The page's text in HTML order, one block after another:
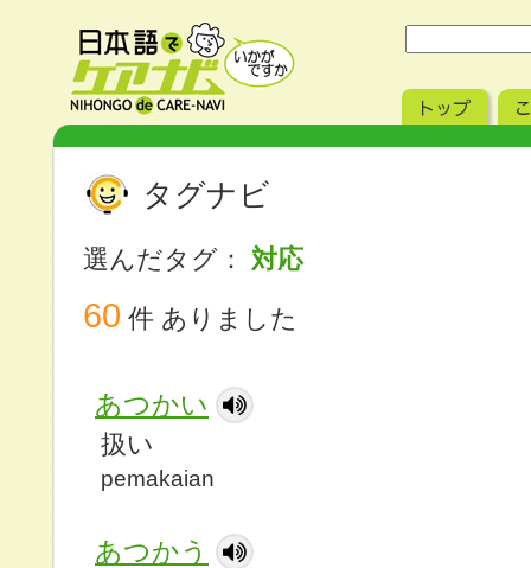
タグナビ
選んだタグ： 対応
60 件 ありました
あつかい
扱い
pemakaian
あつかう